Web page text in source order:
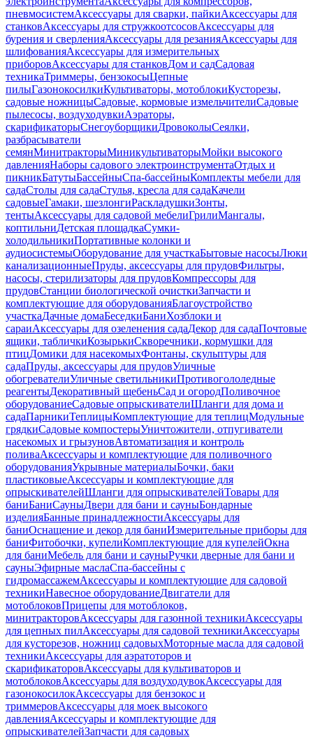
пневмосистемАксессуары для сварки, пайкиАксессуары для
станковАксессуары для стружкоотсосовАксессуары для
бурения и сверленияАксессуары для резанияАксессуары для
шлифованияАксессуары для измерительных
приборовАксессуары для станковДом и садСадовая
техникаТриммеры, бензокосыЦепные
пилыГазонокосилкиКультиваторы, мотоблокиКусторезы,
садовые ножницыСадовые, кормовые измельчителиСадовые
пылесосы, воздуходувкиАэраторы,
скарификаторыСнегоуборщикиДровоколыСеялки,
разбрасыватели
семянМинитракторыМиникультиваторыМойки высокого
давленияНаборы садового электроинструментаОтдых и
пикникБатутыБассейныСпа-бассейныКомплекты мебели для
садаСтолы для садаСтулья, кресла для садаКачели
садовыеГамаки, шезлонгиРаскладушкиЗонты,
тентыАксессуары для садовой мебелиГрилиМангалы,
коптильниДетская площадкаСумки-
холодильникиПортативные колонки и
аудиосистемыОборудование для участкаБытовые насосыЛюки
канализационныеПруды, аксессуары для прудовФильтры,
насосы, стерилизаторы для прудовКомпрессоры для
прудовСтанции биологической очисткиЗапчасти и
комплектующие для оборудованияБлагоустройство
участкаДачные домаБеседкиБаниХозблоки и
сараиАксессуары для озеленения садаДекор для садаПочтовые
ящики, табличкиКозырькиСкворечники, кормушки для
птицДомики для насекомыхФонтаны, скульптуры для
садаПруды, аксессуары для прудовУличные
обогревателиУличные светильникиПротивогололедные
реагентыДекоративный щебеньСад и огородПоливочное
оборудованиеСадовые опрыскивателиШланги для дома и
садаПарникиТеплицыКомплектующие для теплицМодульные
грядкиСадовые компостерыУничтожители, отпугиватели
насекомых и грызуновАвтоматизация и контроль
поливаАксессуары и комплектующие для поливочного
оборудованияУкрывные материалыБочки, баки
пластиковыеАксессуары и комплектующие для
опрыскивателейШланги для опрыскивателейТовары для
баниБаниСауныДвери для бани и сауныБондарные
изделияБанные принадлежностиАксессуары для
баниОснащение и декор для баниИзмерительные приборы для
баниФитобочки, купелиКомплектующие для купелейОкна
для баниМебель для бани и сауныРучки дверные для бани и
сауныЭфирные маслаСпа-бассейны с
гидромассажемАксессуары и комплектующие для садовой
техникиНавесное оборудованиеДвигатели для
мотоблоковПрицепы для мотоблоков,
минитракторовАксессуары для газонной техникиАксессуары
для цепных пилАксессуары для садовой техникиАксессуары
для кусторезов, ножниц садовыхМоторные масла для садовой
техникиАксессуары для аэратоторов и
скарификаторовАксессуары для культиваторов и
мотоблоковАксессуары для воздуходувокАксессуары для
газонокосилокАксессуары для бензокос и
триммеровАксессуары для моек высокого
давленияАксессуары и комплектующие для
опрыскивателейЗапчасти для садовых